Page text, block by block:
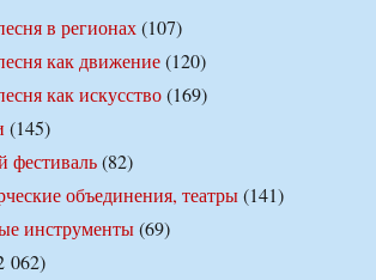
в регионах(107)
как движение(120)
как искусство(169)
(145)
фестиваль(82)
объединения, театры(141)
инструменты(69)
062)